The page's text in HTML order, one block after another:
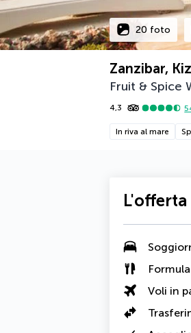
20 foto
Zanzibar,
Fruit & Spice
4,3
In riva al mare
Voli in